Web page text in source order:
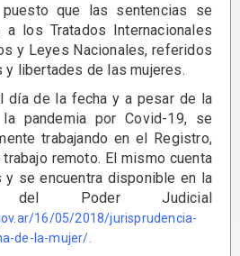
que las sentencias se
los Tratados Internacionales
y Leyes Nacionales, referidos
libertades de las mujeres.
día de la fecha y a pesar de la
pandemia por Covid-19, se
trabajando en el Registro,
remoto. El mismo cuenta
y se encuentra disponible en la
Poder Judicial
16/05/2018/jurisprudencia-
de-la-mujer/.